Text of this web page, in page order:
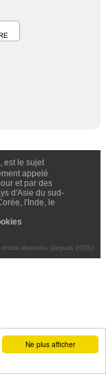
Ne plus afficher
est le sujet
appelé
et par des
d'Asie du sud-
l'Inde, le
réservés (depuis 2001)